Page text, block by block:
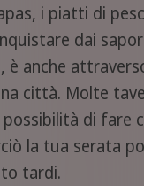
i piatti di
dai
è anche
città. Molte
di fare
la tua serata
tardi.